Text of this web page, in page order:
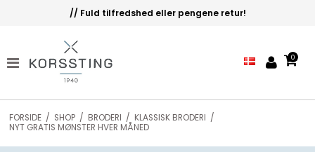
// Fuld tilfredshed eller pengene retur!
0
FORSIDE / SHOP / BRODERI / KLASSISK BRODERI /
NYT GRATIS MØNSTER HVER MÅNED